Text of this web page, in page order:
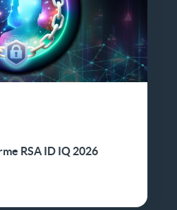
RSA ID IQ 2026